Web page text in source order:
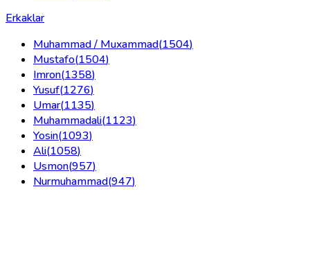
Erkaklar
Muhammad / Muxammad(1504)
Mustafo(1504)
Imron(1358)
Yusuf(1276)
Umar(1135)
Muhammadali(1123)
Yosin(1093)
Ali(1058)
Usmon(957)
Nurmuhammad(947)